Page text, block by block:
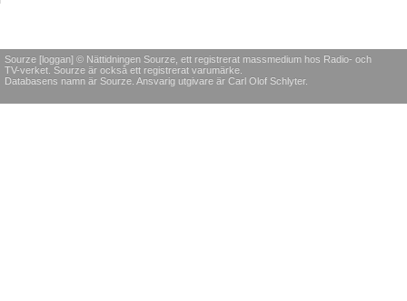
Sourze [loggan] © Nättidningen Sourze, ett registrerat massmedium hos Radio- och
TV-verket. Sourze är också ett registrerat varumärke.
Databasens namn är Sourze. Ansvarig utgivare är Carl Olof Schlyter.